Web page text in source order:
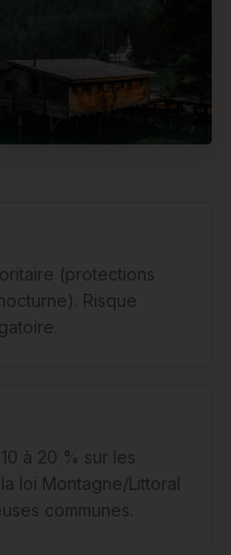
(protections
Risque
à 20 % sur les
loi Montagne/Littoral
communes.